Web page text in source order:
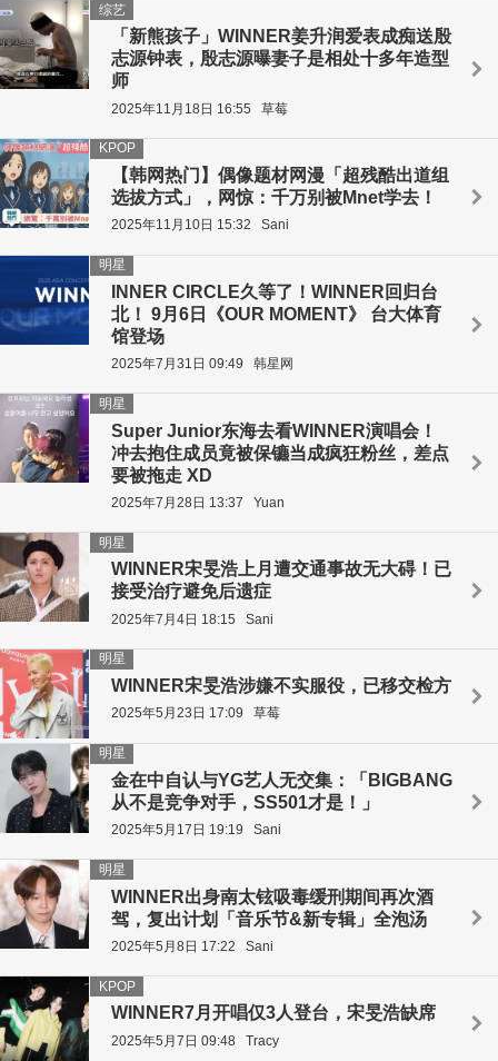
「新熊孩子」WINNER姜升润爱表成痴送殷
志源钟表，殷志源曝妻子是相处十多年造型
师
综艺
2025年11月18日 16:55 草莓
【韩网热门】偶像题材网漫「超残酷出道组
选拔方式」，网惊：千万别被Mnet学去！
KPOP
2025年11月10日 15:32 Sani
INNER CIRCLE久等了！WINNER回归台
北！ 9月6日《OUR MOMENT》 台大体育
馆登场
明星
2025年7月31日 09:49 韩星网
Super Junior东海去看WINNER演唱会！
冲去抱住成员竟被保镳当成疯狂粉丝，差点
要被拖走 XD
明星
2025年7月28日 13:37 Yuan
WINNER宋旻浩上月遭交通事故无大碍！已
接受治疗避免后遗症
明星
2025年7月4日 18:15 Sani
WINNER宋旻浩涉嫌不实服役，已移交检方
明星
2025年5月23日 17:09 草莓
金在中自认与YG艺人无交集：「BIGBANG
从不是竞争对手，SS501才是！」
明星
2025年5月17日 19:19 Sani
WINNER出身南太铉吸毒缓刑期间再次酒
驾，复出计划「音乐节&新专辑」全泡汤
明星
2025年5月8日 17:22 Sani
WINNER7月开唱仅3人登台，宋旻浩缺席
KPOP
2025年5月7日 09:48 Tracy